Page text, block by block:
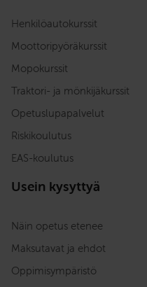
Henkilöautokurssit
Moottoripyöräkurssit
Mopokurssit
Traktori- ja mönkijäkurssit
Opetuslupapalvelut
Riskikoulutus
EAS-koulutus
Usein kysyttyä
Näin opetus etenee
Maksutavat ja ehdot
Oppimisympäristö